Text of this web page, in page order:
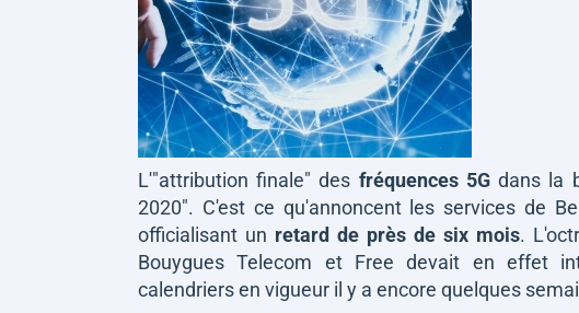
L'"attribution finale" des fréquences 5Gdans la
2020". C'est ce qu'annoncent les services de
officialisant un retard de près de six mois.
Bouygues Telecom et Free devait en effet
calendriers en vigueur il y a encore quelques